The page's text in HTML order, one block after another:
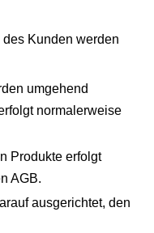
Kunden werden
umgehend
normalerweise
Produkte erfolgt
AGB.
ausgerichtet, den